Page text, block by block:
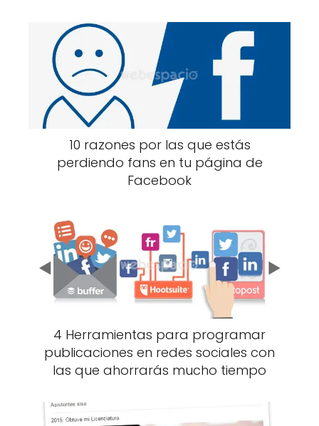
10 razones por las que estás
perdiendo fans en tu página de
Facebook
4 Herramientas para programar
publicaciones en redes sociales con
las que ahorrarás mucho tiempo